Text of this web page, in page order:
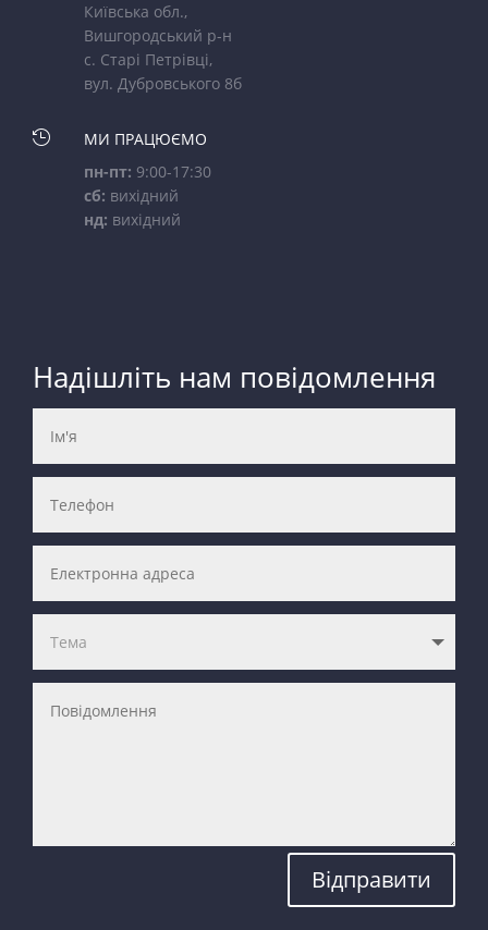
Київська обл.,
Вишгородський р-н
с. Старі Петрівці,
вул. Дубровського 8б

МИ ПРАЦЮЄМО
пн-пт: 9:00-17:30
сб: вихідний
нд: вихідний
Надішліть нам повідомлення
Відправити